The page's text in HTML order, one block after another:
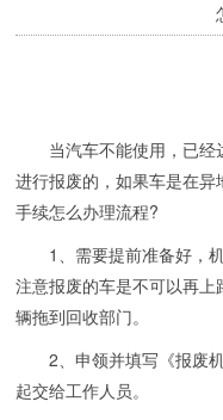
当汽车不能使用，已经
进行报废的，如果车是在
手续怎么办理流程?
1、需要提前准备好，机
注意报废的车是不可以再
辆拖到回收部门。
2、申领并填写《报废机
起交给工作人员。